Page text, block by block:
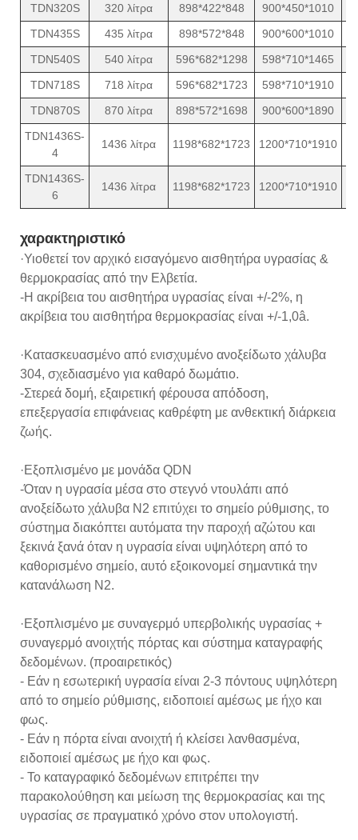
TDN320S
320 λίτρα 898*422*848 900*450*1010
TDN435S
435 λίτρα 898*572*848 900*600*1010
TDN540S
540 λίτρα 596*682*1298 598*710*1465
TDN718S
718 λίτρα 596*682*1723 598*710*1910
TDN870S
870 λίτρα 898*572*1698 900*600*1890
TDN1436S-
4
1436 λίτρα 1198*682*1723 1200*710*1910
TDN1436S-
6
1436 λίτρα 1198*682*1723 1200*710*1910
χαρακτηριστικό
·Υιοθετεί τον αρχικό εισαγόμενο αισθητήρα υγρασίας &
θερμοκρασίας από την Ελβετία.
-Η ακρίβεια του αισθητήρα υγρασίας είναι +/-2%, η
ακρίβεια του αισθητήρα θερμοκρασίας είναι +/-1,0â.
·Κατασκευασμένο από ενισχυμένο ανοξείδωτο χάλυβα
304, σχεδιασμένο για καθαρό δωμάτιο.
-Στερεά δομή, εξαιρετική φέρουσα απόδοση,
επεξεργασία επιφάνειας καθρέφτη με ανθεκτική διάρκεια
ζωής.
·Εξοπλισμένο με μονάδα QDN
-Όταν η υγρασία μέσα στο στεγνό ντουλάπι από
ανοξείδωτο χάλυβα N2 επιτύχει το σημείο ρύθμισης, το
σύστημα διακόπτει αυτόματα την παροχή αζώτου και
ξεκινά ξανά όταν η υγρασία είναι υψηλότερη από το
καθορισμένο σημείο, αυτό εξοικονομεί σημαντικά την
κατανάλωση N2.
·Εξοπλισμένο με συναγερμό υπερβολικής υγρασίας +
συναγερμό ανοιχτής πόρτας και σύστημα καταγραφής
δεδομένων. (προαιρετικός)
- Εάν η εσωτερική υγρασία είναι 2-3 πόντους υψηλότερη
από το σημείο ρύθμισης, ειδοποιεί αμέσως με ήχο και
φως.
- Εάν η πόρτα είναι ανοιχτή ή κλείσει λανθασμένα,
ειδοποιεί αμέσως με ήχο και φως.
- Το καταγραφικό δεδομένων επιτρέπει την
παρακολούθηση και μείωση της θερμοκρασίας και της
υγρασίας σε πραγματικό χρόνο στον υπολογιστή.